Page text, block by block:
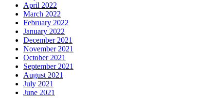
April 2022
March 2022
February 2022
January 2022
December 2021
November 2021
October 2021
September 2021
August 2021
July 2021
June 2021